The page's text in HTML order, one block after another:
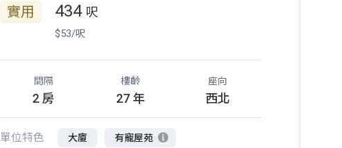
實用 434 呎
$53/呎
間隔
2 房
樓齡
27 年
座向
西北
單位特色 大廈 有寵屋苑